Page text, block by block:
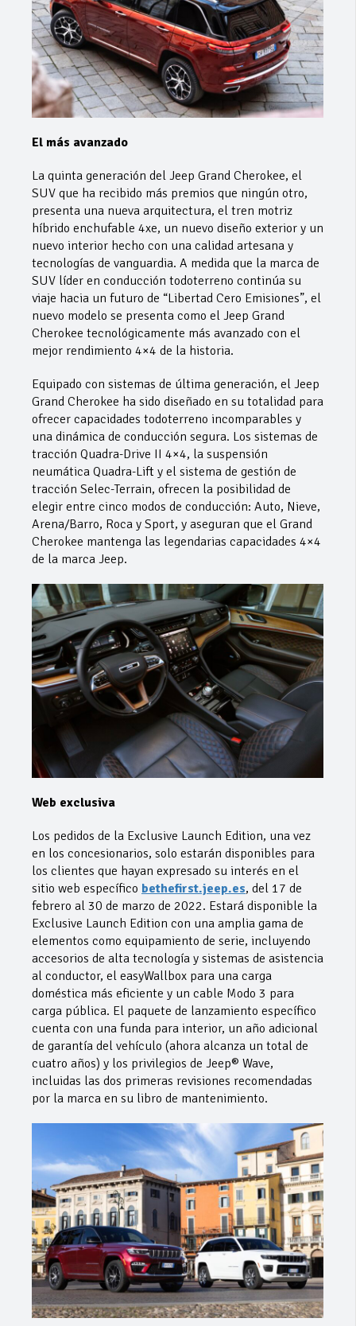
El más avanzado
La quinta generación del Jeep Grand Cherokee, el
SUV que ha recibido más premios que ningún otro,
presenta una nueva arquitectura, el tren motriz
híbrido enchufable 4xe, un nuevo diseño exterior y un
nuevo interior hecho con una calidad artesana y
tecnologías de vanguardia. A medida que la marca de
SUV líder en conducción todoterreno continúa su
viaje hacia un futuro de “Libertad Cero Emisiones”, el
nuevo modelo se presenta como el Jeep Grand
Cherokee tecnológicamente más avanzado con el
mejor rendimiento 4×4 de la historia.
Equipado con sistemas de última generación, el Jeep
Grand Cherokee ha sido diseñado en su totalidad para
ofrecer capacidades todoterreno incomparables y
una dinámica de conducción segura. Los sistemas de
tracción Quadra-Drive II 4×4, la suspensión
neumática Quadra-Lift y el sistema de gestión de
tracción Selec-Terrain, ofrecen la posibilidad de
elegir entre cinco modos de conducción: Auto, Nieve,
Arena/Barro, Roca y Sport, y aseguran que el Grand
Cherokee mantenga las legendarias capacidades 4×4
de la marca Jeep.
Web exclusiva
Los pedidos de la Exclusive Launch Edition, una vez
en los concesionarios, solo estarán disponibles para
los clientes que hayan expresado su interés en el
sitio web específico bethefirst.jeep.es, del 17 de
febrero al 30 de marzo de 2022. Estará disponible la
Exclusive Launch Edition con una amplia gama de
elementos como equipamiento de serie, incluyendo
accesorios de alta tecnología y sistemas de asistencia
al conductor, el easyWallbox para una carga
doméstica más eficiente y un cable Modo 3 para
carga pública. El paquete de lanzamiento específico
cuenta con una funda para interior, un año adicional
de garantía del vehículo (ahora alcanza un total de
cuatro años) y los privilegios de Jeep® Wave,
incluidas las dos primeras revisiones recomendadas
por la marca en su libro de mantenimiento.